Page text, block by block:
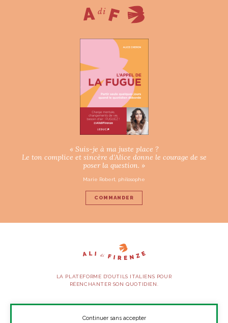
« Suis-je à ma juste place ?
Le ton complice et sincère d’Alice donne le courage de se
poser la question. »
Marie Robert, philosophe
COMMANDER
LA PLATEFORME D’OUTILS ITALIENS POUR
RÉENCHANTER SON QUOTIDIEN.
SUIVEZ-NOUS
Continuer sans accepter